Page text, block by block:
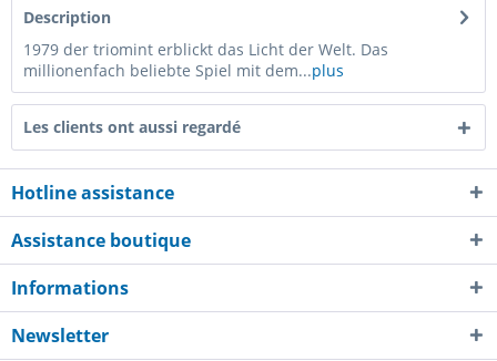
Description
1979 der triomint erblickt das Licht der Welt. Das
millionenfach beliebte Spiel mit dem...plus
Les clients ont aussi regardé
Hotline assistance
Assistance boutique
Informations
Newsletter